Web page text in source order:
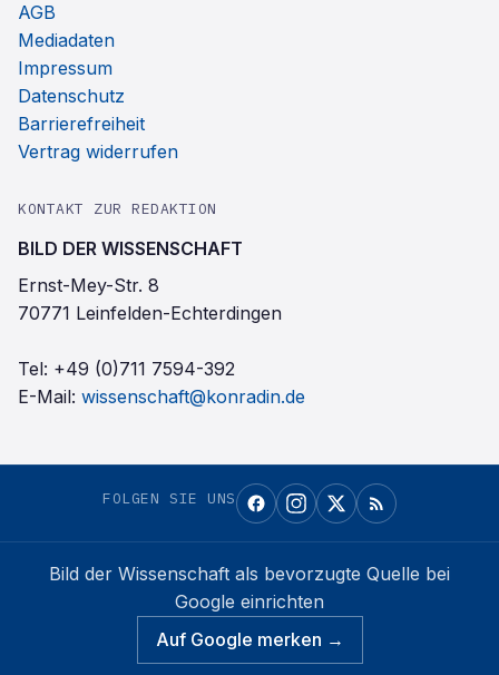
AGB
Mediadaten
Impressum
Datenschutz
Barrierefreiheit
Vertrag widerrufen
KONTAKT ZUR REDAKTION
BILD DER WISSENSCHAFT
Ernst-Mey-Str. 8
70771 Leinfelden-Echterdingen
Tel: +49 (0)711 7594-392
E-Mail: wissenschaft@konradin.de
FOLGEN SIE UNS
Bild der Wissenschaft als bevorzugte Quelle bei
Google einrichten
Auf Google merken →